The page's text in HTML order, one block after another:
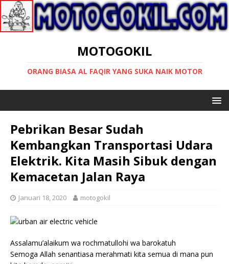
MOTOGOKIL
ORANG BIASA AL FAQIR YANG SUKA NAIK MOTOR
Pebrikan Besar Sudah
Kembangkan Transportasi Udara
Elektrik. Kita Masih Sibuk dengan
Kemacetan Jalan Raya
Januari 18, 2020 motogokil
Assalamu’alaikum wa rochmatullohi wa barokatuh
Semoga Allah senantiasa merahmati kita semua di mana pun